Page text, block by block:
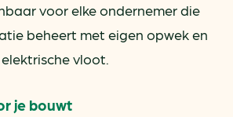
voor elke ondernemer die
beheert met eigen opwek en
vloot.
je bouwt